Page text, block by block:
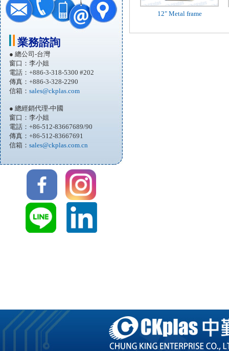
業務諮詢
● 總公司-台灣
窗口：李小姐
電話：+886-3-318-5300 #202
傳真：+886-3-328-2290
信箱： sales@ckplas.com
● 總經銷代理-中國
窗口：李小姐
電話：+86-512-83667689/90
傳真：+86-512-83667691
信箱： sales@ckplas.com.cn
12" Metal frame